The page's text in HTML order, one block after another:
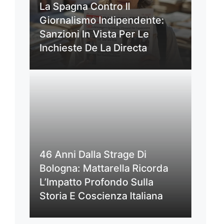
La Spagna Contro Il
Giornalismo Indipendente:
Sanzioni In Vista Per Le
Inchieste De La Directa
46 Anni Dalla Strage Di
Bologna: Mattarella Ricorda
L’Impatto Profondo Sulla
Storia E Coscienza Italiana